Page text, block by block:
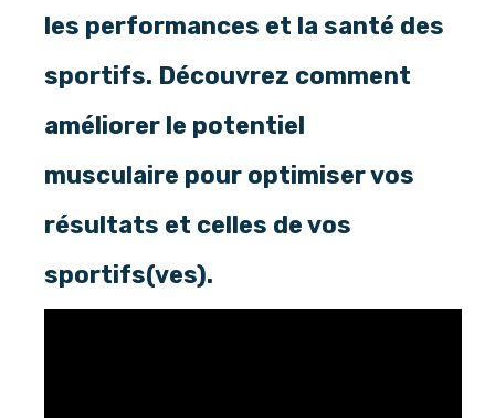
les performances et la santé des
sportifs. Découvrez comment
améliorer le potentiel
musculaire pour optimiser vos
résultats et celles de vos
sportifs(ves).